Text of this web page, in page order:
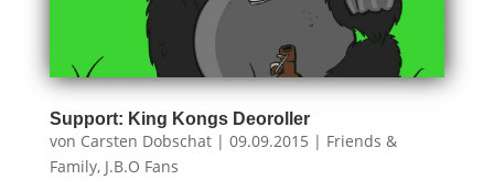
Support: King Kongs Deoroller
von Carsten Dobschat| 09.09.2015 | Friends &
Family, J.B.O Fans